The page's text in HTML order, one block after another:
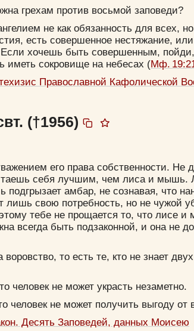
грехам против восьмой заповеди?
не как обязанность для всех, но
есть совершенное нестяжание,
Если хочешь быть совершенным,
сокровище на небесах (Мф.
Православной Кафолической
(†1956)
его права собственности. Не
себя лучшим, чем лиса и мышь.
подгрызает амбар, не сознавая, что
свою потребность, но не чужой
тебе не прощается то, что лисе
всегда быть подзаконной, и она не
то есть те, кто не знает
человек не может украсть незаметно.
человек не может получить выгоду от
Десять Заповедей, данных Моисею
Прятать Компактная